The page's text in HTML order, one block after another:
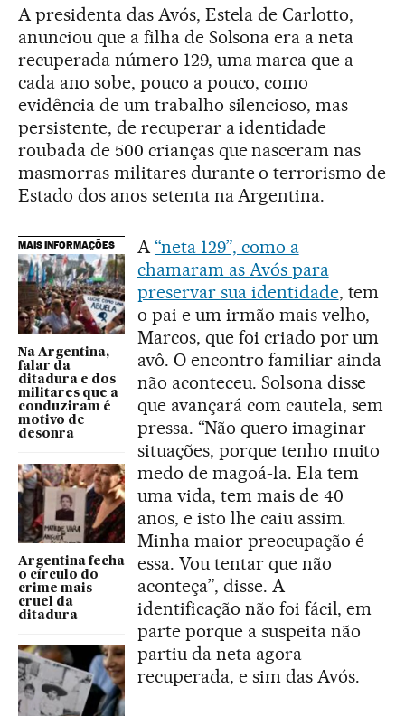
A presidenta das Avós, Estela de Carlotto,
anunciou que a filha de Solsona era a neta
recuperada número 129, uma marca que a
cada ano sobe, pouco a pouco, como
evidência de um trabalho silencioso, mas
persistente, de recuperar a identidade
roubada de 500 crianças que nasceram nas
masmorras militares durante o terrorismo de
Estado dos anos setenta na Argentina.
MAIS INFORMAÇÕES
Na Argentina,
falar da
ditadura e dos
militares que a
conduziram é
motivo de
desonra
Argentina fecha
o círculo do
crime mais
cruel da
ditadura
A“neta 129”, como a
chamaram as Avós para
preservar sua identidade, tem
o pai e um irmão mais velho,
Marcos, que foi criado por um
avô. O encontro familiar ainda
não aconteceu. Solsona disse
que avançará com cautela, sem
pressa. “Não quero imaginar
situações, porque tenho muito
medo de magoá-la. Ela tem
uma vida, tem mais de 40
anos, e isto lhe caiu assim.
Minha maior preocupação é
essa. Vou tentar que não
aconteça”, disse. A
identificação não foi fácil, em
parte porque a suspeita não
partiu da neta agora
recuperada, e sim das Avós.